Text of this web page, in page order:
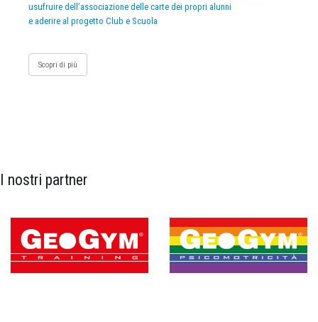
usufruire dell’associazione delle carte dei propri alunni
e aderire al progetto Club e Scuola
Scopri di più
I nostri partner